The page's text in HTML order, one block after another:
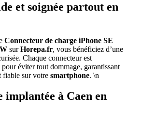
et soignée partout en
Connecteur de charge iPhone SE
surHorepa.fr, vous bénéficiez d’une
Chaque connecteur est
éviter tout dommage, garantissant
fiable sur votre smartphone. \n
implantée à Caen en